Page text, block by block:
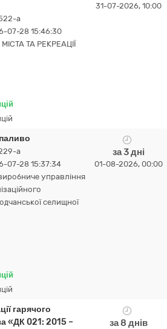
a
07-28 15:46:30
ТА РЕКРЕАЦІЇ
31-07-2026, 10:00
a
07-28 15:37:34
управління
селищної
за 3 дні
01-08-2026, 00:00
гарячого
«ДК 021: 2015 –
за 8 днів